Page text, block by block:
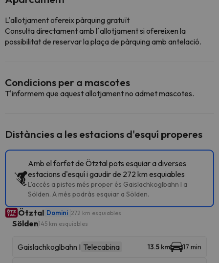
L'allotjament ofereix pàrquing gratuït
Consulta directament amb l´allotjament si ofereixen la
possibilitat de reservar la plaça de pàrquing amb antelació.
Condicions per a mascotes
T'informem que aquest allotjament no admet mascotes.
Distàncies a les estacions d'esquí properes
Amb el forfet de Ötztal pots esquiar a diverses
estacions d'esquí i gaudir de 272 km esquiables
L'accés a pistes més proper és Gaislachkoglbahn I a
Sölden. A més podràs esquiar a Sölden.
Ötztal Domini 272 km esquiables
Sölden145 km esquiables
Gaislachkoglbahn I Telecabina 13.5 km 17 min